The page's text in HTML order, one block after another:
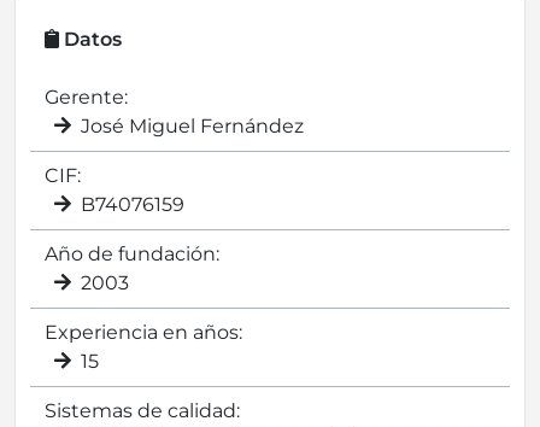
Datos
Gerente:
José Miguel Fernández
CIF:
B74076159
Año de fundación:
2003
Experiencia en años:
15
Sistemas de calidad: